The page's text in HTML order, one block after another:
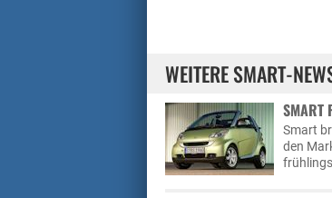
WEITERE SMART-
SMART
Smart
den